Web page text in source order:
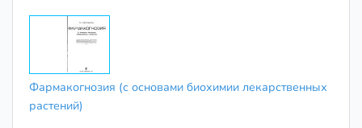
Фармакогнозия (с основами биохимии лекарственных
растений)